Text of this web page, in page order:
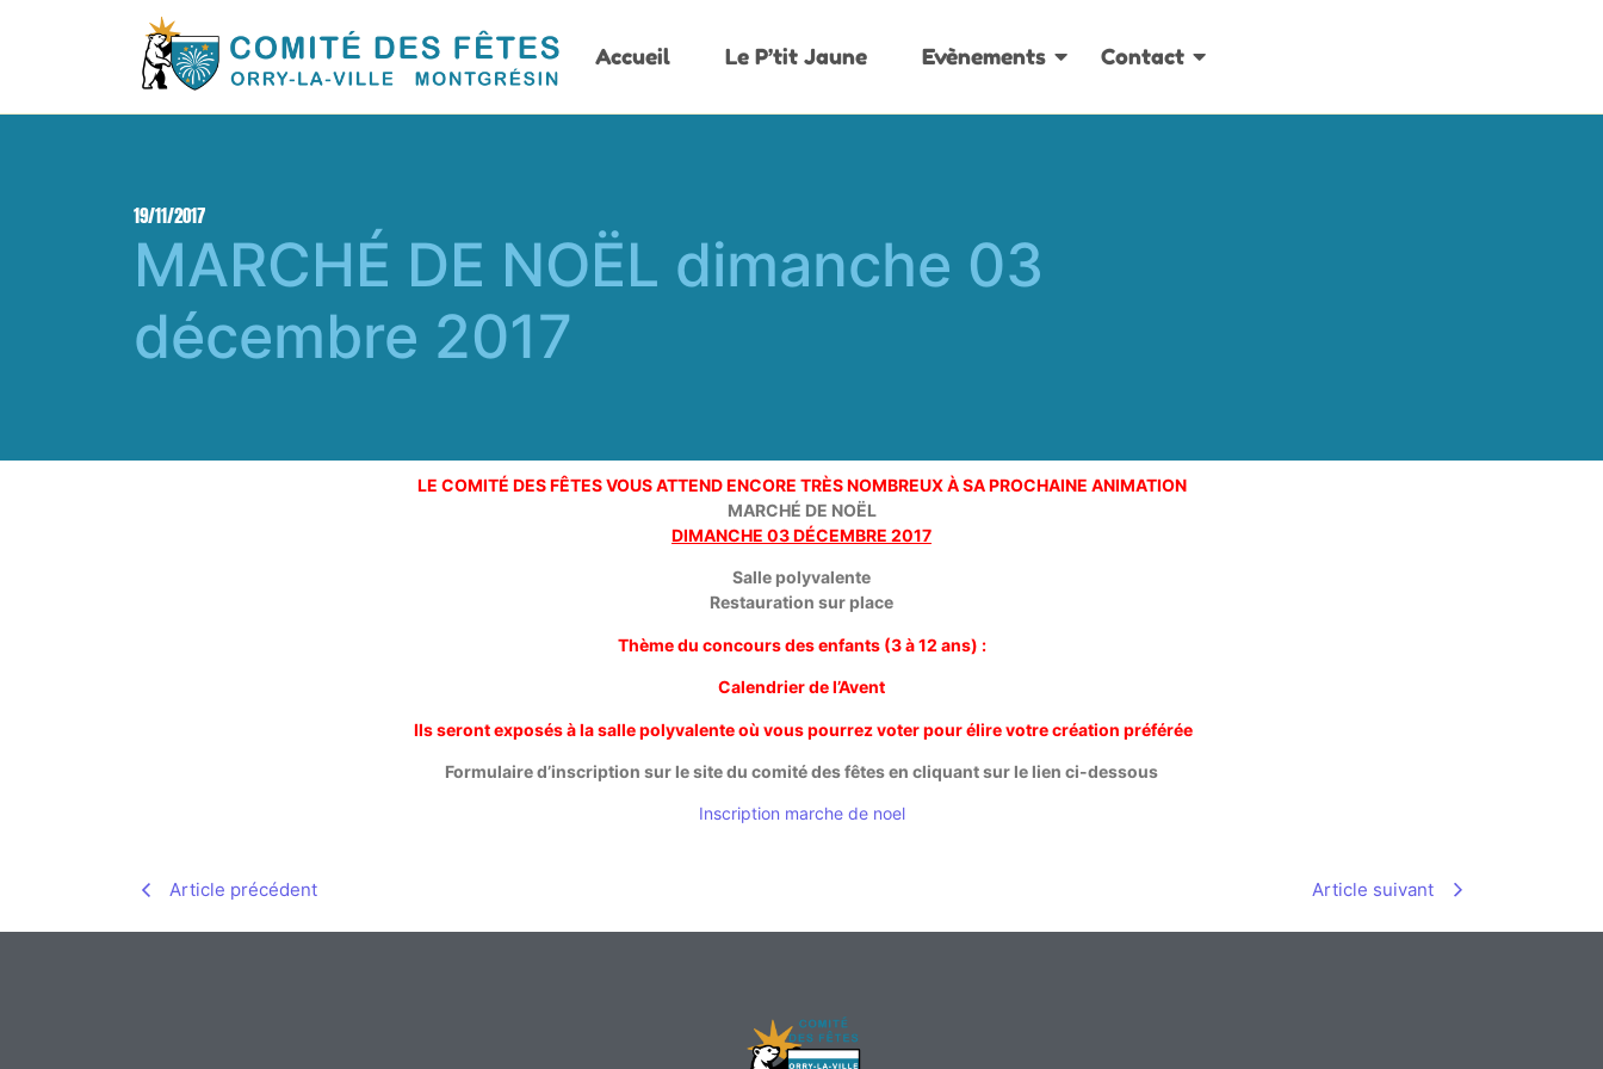
Accueil Le P’tit Jaune Evènements Contact
19/11/2017
MARCHÉ DE NOËL dimanche 03
décembre 2017
LE COMITÉ DES FÊTES VOUS ATTEND ENCORE TRÈS NOMBREUX À SA PROCHAINE ANIMATION
MARCHÉ DE NOËL
DIMANCHE 03 DÉCEMBRE 2017
Salle polyvalente
Restauration sur place
Thème du concours des enfants (3 à 12 ans) :
Calendrier de l’Avent
Ils seront exposés à la salle polyvalente où vous pourrez voter pour élire votre création préférée
Formulaire d’inscription sur le site du comité des fêtes en cliquant sur le lien ci-dessous
Inscription marche de noel
Article précédent Article suivant